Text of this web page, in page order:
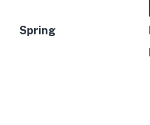
Spring